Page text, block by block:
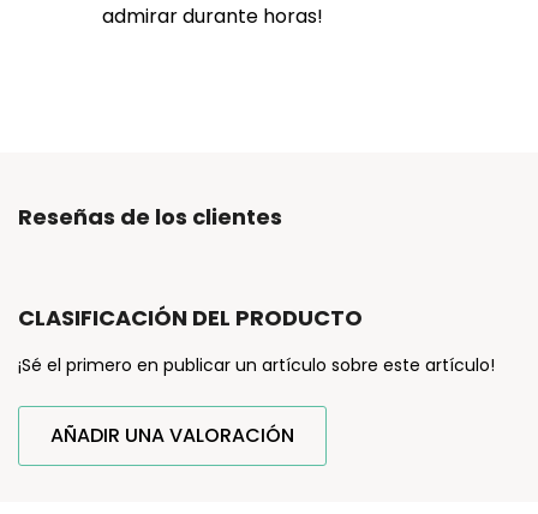
admirar durante horas!
Reseñas de los clientes
CLASIFICACIÓN DEL PRODUCTO
¡Sé el primero en publicar un artículo sobre este artículo!
AÑADIR UNA VALORACIÓN